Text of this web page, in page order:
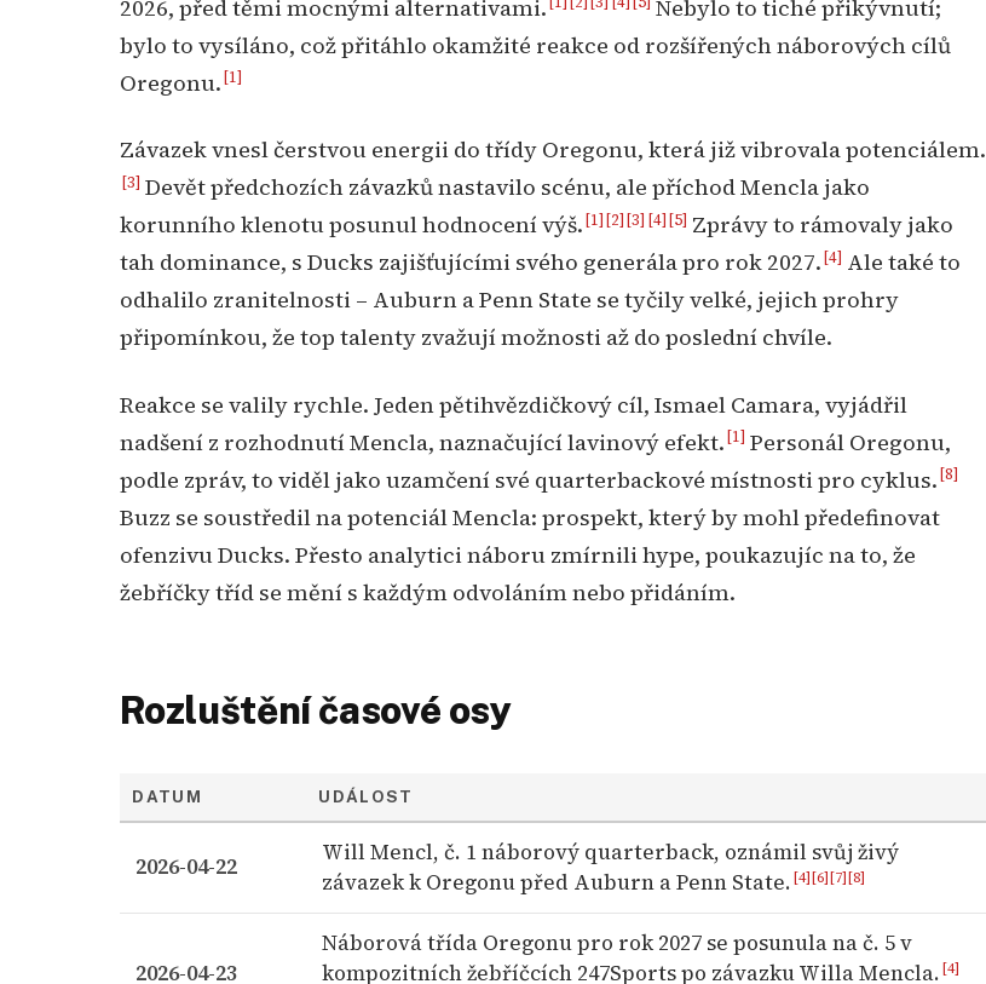
2026, před těmi mocnými alternativami.
Nebylo to tiché přikývnutí;
bylo to vysíláno, což přitáhlo okamžité reakce od rozšířených náborových cílů
Oregonu.[1]
Závazek vnesl čerstvou energii do třídy Oregonu, která již vibrovala potenciálem.
[3] Devět předchozích závazků nastavilo scénu, ale příchod Mencla jako
korunního klenotu posunul hodnocení výš.[1][2][3] [4][5] Zprávy to rámovaly jako
tah dominance, s Ducks zajišťujícími svého generála pro rok 2027.[4] Ale také to
odhalilo zranitelnosti – Auburn a Penn State se tyčily velké, jejich prohry
připomínkou, že top talenty zvažují možnosti až do poslední chvíle.
Reakce se valily rychle. Jeden pětihvězdičkový cíl, Ismael Camara, vyjádřil
nadšení z rozhodnutí Mencla, naznačující lavinový efekt.[1] Personál Oregonu,
podle zpráv, to viděl jako uzamčení své quarterbackové místnosti pro cyklus.[8]
Buzz se soustředil na potenciál Mencla: prospekt, který by mohl předefinovat
ofenzivu Ducks. Přesto analytici náboru zmírnili hype, poukazujíc na to, že
žebříčky tříd se mění s každým odvoláním nebo přidáním.
Rozluštění časové osy
DATUM UDÁLOST
2026-04-22
Will Mencl, č. 1 náborový quarterback, oznámil svůj živý
závazek k Oregonu před Auburn a Penn State.[4][6][7][8]
2026-04-23
Náborová třída Oregonu pro rok 2027 se posunula na č. 5 v
kompozitních žebříčcích 247Sports po závazku Willa Mencla.[4]